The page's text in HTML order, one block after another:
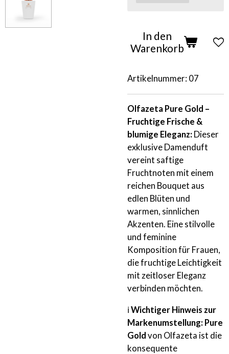
In den
Warenkorb
Artikelnummer: 07
Olfazeta Pure Gold –
Fruchtige Frische &
blumige Eleganz: Dieser
exklusive Damenduft
vereint saftige
Fruchtnoten mit einem
reichen Bouquet aus
edlen Blüten und
warmen, sinnlichen
Akzenten. Eine stilvolle
und feminine
Komposition für Frauen,
die fruchtige Leichtigkeit
mit zeitloser Eleganz
verbinden möchten.
ℹ️ Wichtiger Hinweis zur
Markenumstellung: Pure
Gold von Olfazeta ist die
konsequente